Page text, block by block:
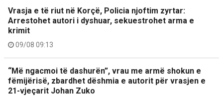
Vrasja e të riut në Korçë, Policia njoftim zyrtar:
Arrestohet autori i dyshuar, sekuestrohet arma e
krimit
09/08 09:13
“Më ngacmoi të dashurën”, vrau me armë shokun e
fëmijërisë, zbardhet dëshmia e autorit për vrasjen e
21-vjeçarit Johan Zuko